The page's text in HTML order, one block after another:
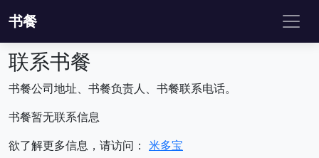
书餐
联系书餐
书餐公司地址、书餐负责人、书餐联系电话。
书餐暂无联系信息
欲了解更多信息，请访问： 米多宝